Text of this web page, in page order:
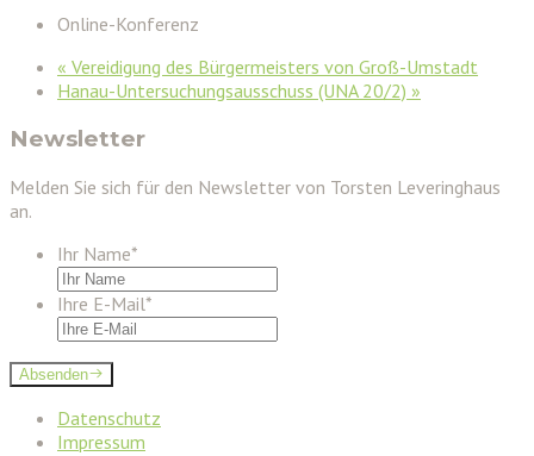
Online-Konferenz
« Vereidigung des Bürgermeisters von Groß-Umstadt
Hanau-Untersuchungsausschuss (UNA 20/2) »
Newsletter
Melden Sie sich für den Newsletter von Torsten Leveringhaus
an.
Ihr Name*
Ihre E-Mail*
Absenden
Datenschutz
Impressum